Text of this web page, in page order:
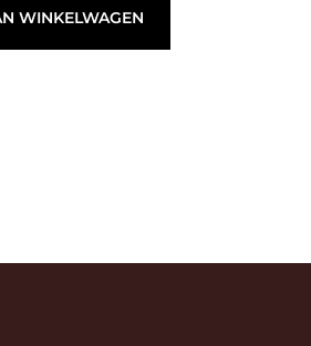
WINKELWAGEN